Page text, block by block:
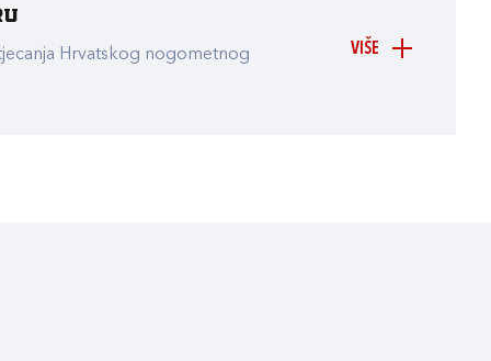
VIŠE
Hrvatskog nogometnog